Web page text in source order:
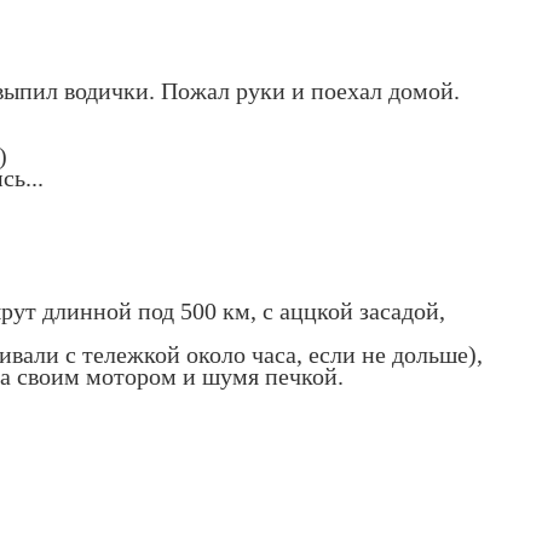
водички. Пожал руки и поехал домой.
длинной под 500 км, с аццкой засадой,
с тележкой около часа, если не дольше),
своим мотором и шумя печкой.